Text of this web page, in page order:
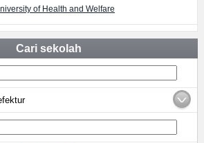
of Health and Welfare
Cari sekolah